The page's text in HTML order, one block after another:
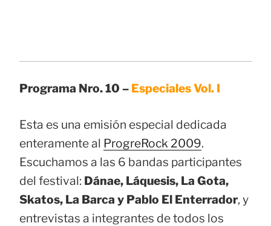
Programa Nro. 10 – Especiales Vol. I
Esta es una emisión especial dedicada
enteramente al ProgreRock 2009.
Escuchamos a las 6 bandas participantes
del festival: Dánae, Láquesis, La Gota,
Skatos, La Barca y Pablo El Enterrador, y
entrevistas a integrantes de todos los